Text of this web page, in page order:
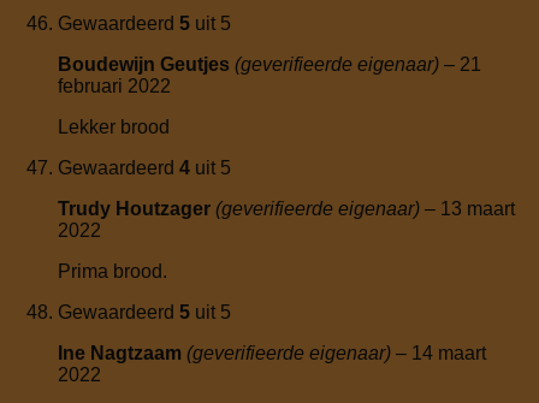
Gewaardeerd 5 uit 5
Boudewijn Geutjes (geverifieerde eigenaar) – 21
februari 2022
Lekker brood
Gewaardeerd 4 uit 5
Trudy Houtzager (geverifieerde eigenaar) – 13 maart
2022
Prima brood.
Gewaardeerd 5 uit 5
Ine Nagtzaam (geverifieerde eigenaar) – 14 maart
2022